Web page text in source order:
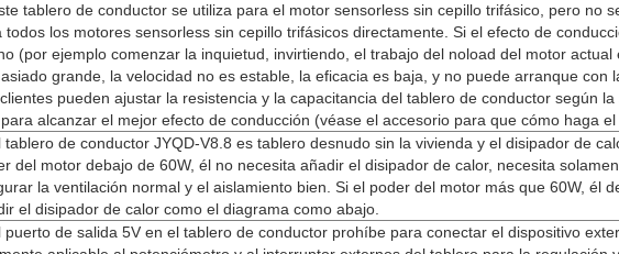
tablero de conductor se utiliza para el motor sensorless sin cepillo trifásico, pero no
todos los motores sensorless sin cepillo trifásicos directamente. Si el efecto de
(por ejemplo comenzar la inquietud, invirtiendo, el trabajo del noload del motor actual
grande, la velocidad no es estable, la eficacia es baja, y no puede arranque con
pueden ajustar la resistencia y la capacitancia del tablero de conductor según la
alcanzar el mejor efecto de conducción (véase el accesorio para que cómo haga el
tablero de conductor JYQD-V8.8 es tablero desnudo sin la vivienda y el disipador de
del motor debajo de 60W, él no necesita añadir el disipador de calor, necesita
la ventilación normal y el aislamiento bien. Si el poder del motor más que 60W, él
el disipador de calor como el diagrama como abajo.
puerto de salida 5V en el tablero de conductor prohíbe para conectar el dispositivo